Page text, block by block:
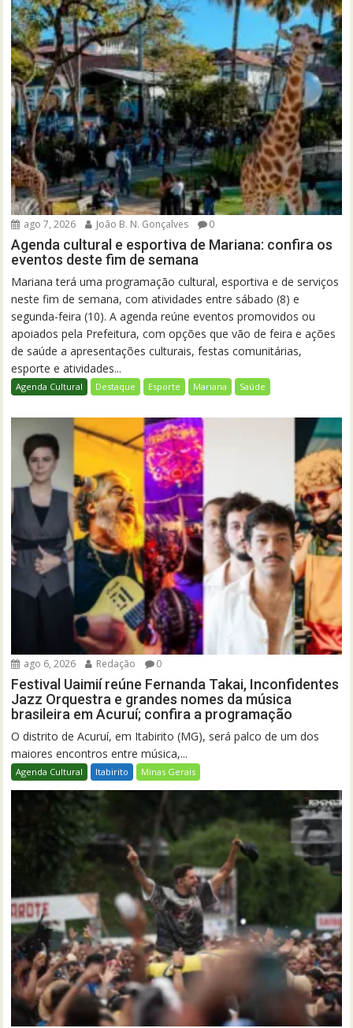
ago 7, 2026 João B. N. Gonçalves 0
Agenda cultural e esportiva de Mariana: confira os
eventos deste fim de semana
Mariana terá uma programação cultural, esportiva e de serviços
neste fim de semana, com atividades entre sábado (8) e
segunda-feira (10). A agenda reúne eventos promovidos ou
apoiados pela Prefeitura, com opções que vão de feira e ações
de saúde a apresentações culturais, festas comunitárias,
esporte e atividades...
Agenda Cultural Destaque Esporte Mariana Saúde
ago 6, 2026 Redação 0
Festival Uaimií reúne Fernanda Takai, Inconfidentes
Jazz Orquestra e grandes nomes da música
brasileira em Acuruí; confira a programação
O distrito de Acuruí, em Itabirito (MG), será palco de um dos
maiores encontros entre música,...
Agenda Cultural Itabirito Minas Gerais